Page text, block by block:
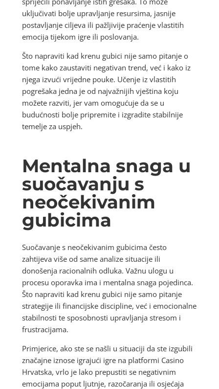
uključivati bolje upravljanje resursima, jasnije
postavljanje ciljeva ili pažljivije praćenje vlastitih
emocija tijekom igre ili poslovanja.
Što napraviti kad krenu gubici nije samo pitanje o
tome kako zaustaviti negativan trend, već i kako iz
njega izvući vrijedne pouke. Učenje iz vlastitih
pogrešaka jedna je od najvažnijih vještina koju
možete razviti, jer vam omogućuje da se u
budućnosti bolje pripremite i izgradite stabilnije
temelje za uspjeh.
Mentalna snaga u
suočavanju s
neočekivanim
gubicima
Suočavanje s neočekivanim gubicima često
zahtijeva više od same analize situacije ili
donošenja racionalnih odluka. Važnu ulogu u
procesu oporavka ima i mentalna snaga pojedinca.
Što napraviti kad krenu gubici nije samo pitanje
strategije ili financijske discipline, već i emocionalne
stabilnosti te sposobnosti upravljanja stresom i
frustracijama.
Primjerice, ako ste se našli u situaciji da ste izgubili
značajne iznose igrajući igre na platformi Casino
Hrvatska, vrlo je lako prepustiti se negativnim
emocijama poput ljutnje, razočaranja ili osjećaja